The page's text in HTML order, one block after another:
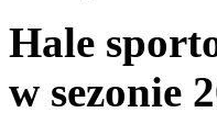
Hale
w sezonie